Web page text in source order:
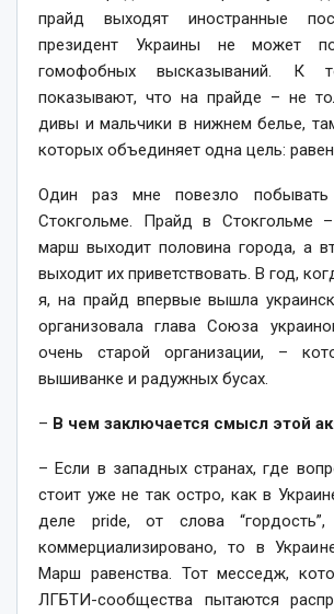
прайд выходят иностранные
президент Украины не может
гомофобных высказываний. К
показывают, что на прайде – не
дивы и мальчики в нижнем белье,
которых объединяет одна цель:
Один раз мне повезло
Стокгольме. Прайд в Стокгольме
марш выходит половина города, а
выходит их приветствовать. В год,
я, на прайд впервые вышла
организовала глава Союза
очень старой организации, –
вышиванке и радужных бусах.
– В чем заключается смысл этой
– Если в западных странах, где
стоит уже не так остро, как в
деле pride, от слова
коммерциализировано, то в
Марш равенства. Тот месседж,
ЛГБТИ-сообщества пытаются